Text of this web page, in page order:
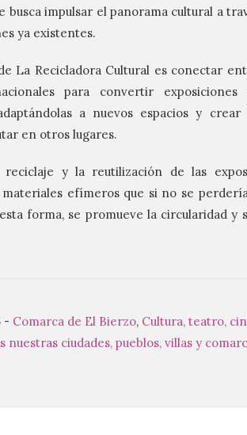
busca impulsar el panorama cultural a
ya existentes.
La Recicladora Cultural es conectar
para convertir
a nuevos espacios y
en otros lugares.
y la reutilización de las
efímeros que si no se
forma, se promueve la circularidad y
- Comarca de El Bierzo, Cultura, teatro,
nuestras ciudades, pueblos, villas y